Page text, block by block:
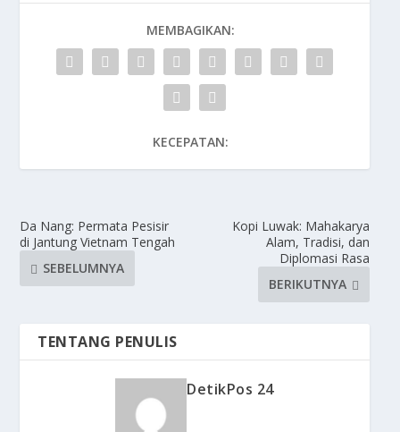
MEMBAGIKAN:
KECEPATAN:
Da Nang: Permata Pesisir
di Jantung Vietnam Tengah
SEBELUMNYA
Kopi Luwak: Mahakarya
Alam, Tradisi, dan
Diplomasi Rasa
BERIKUTNYA
TENTANG PENULIS
DetikPos 24